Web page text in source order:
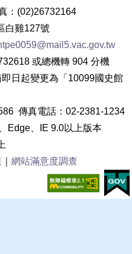
：(02)26732164
白雞127號
或總機轉 904 分機
日起變更為「10099國史館
傳真電話：02-2381-1234
Edge、IE 9.0以上版本
｜網站滿意度調查